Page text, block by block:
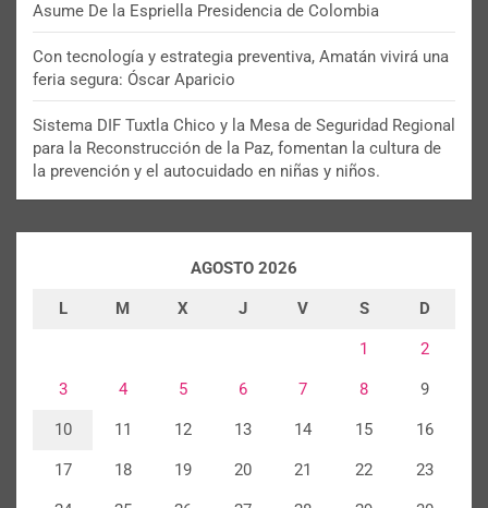
Asume De la Espriella Presidencia de Colombia
Con tecnología y estrategia preventiva, Amatán vivirá una
feria segura: Óscar Aparicio
Sistema DIF Tuxtla Chico y la Mesa de Seguridad Regional
para la Reconstrucción de la Paz, fomentan la cultura de
la prevención y el autocuidado en niñas y niños.
AGOSTO 2026
L M X J V S D
1 2
3 4 5 6 7 8 9
10 11 12 13 14 15 16
17 18 19 20 21 22 23